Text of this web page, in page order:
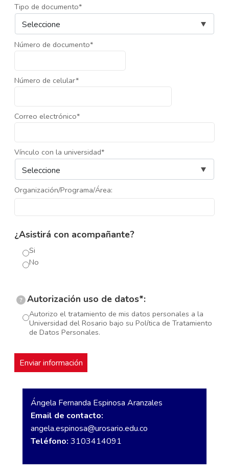
Tipo de documento*
Número de documento*
Número de celular*
Correo electrónico*
Vínculo con la universidad*
Organización/Programa/Área:
¿Asistirá con acompañante?
Si
No
? Autorización uso de datos*:
Autorizo el tratamiento de mis datos personales a la
Universidad del Rosario bajo su Política de Tratamiento
de Datos Personales.
Ángela Fernanda Espinosa Aranzales
Email de contacto:
angela.espinosa@urosario.edu.co
Teléfono: 3103414091